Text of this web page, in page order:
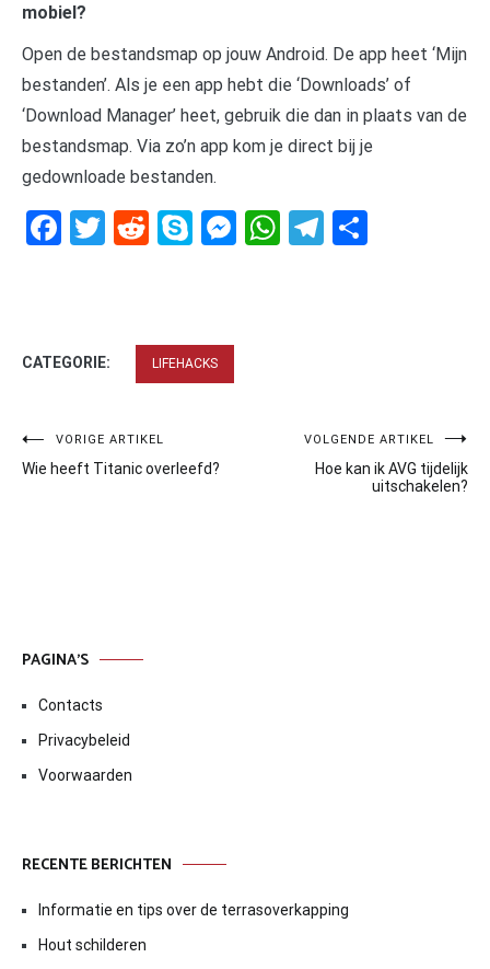
mobiel?
Open de bestandsmap op jouw Android. De app heet ‘Mijn
bestanden’. Als je een app hebt die ‘Downloads’ of
‘Download Manager’ heet, gebruik die dan in plaats van de
bestandsmap. Via zo’n app kom je direct bij je
gedownloade bestanden.
Facebook
Twitter
RedditSkypeMessenger
WhatsApp
Telegram
CATEGORIE: LIFEHACKS
Bericht
navigatie
VORIGE ARTIKEL
Wie heeft Titanic overleefd?
VOLGENDE ARTIKEL
Hoe kan ik AVG tijdelijk
uitschakelen?
PAGINA’S
Contacts
Privacybeleid
Voorwaarden
RECENTE BERICHTEN
Informatie en tips over de terrasoverkapping
Hout schilderen